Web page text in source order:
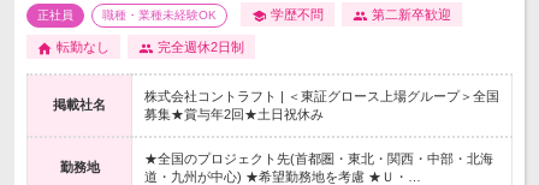
正社員 職種・業種未経験OK 学歴不問 第二新卒歓迎
転勤なし 完全週休2日制
掲載社名
株式会社コントラフト | ＜東証グロース上場グループ＞全国
募集★賞与年2回★土日祝休み
勤務地
★全国のプロジェクト先(首都圏・東北・関西・中部・北海
道・九州が中心) ★希望勤務地を考慮 ★Ｕ・…